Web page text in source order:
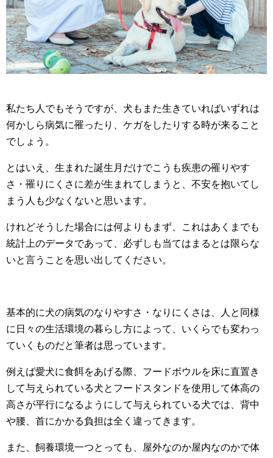
私たち人でもそうですが、犬もまた生きていればいずれは
何かしら病気に罹ったり、ケガをしたりする時が来ること
でしょう。
とはいえ、生まれた誕生月だけでこうも疾患の罹りやす
さ・罹りにくさに差が生まれてしまうと、不安を抱いてし
まう人も少なくないと思います。
けれどそうした場合には何よりもまず、これはあくまでも
統計上のデータであって、必ずしも当てはまるとは限らな
いと言うことを思い出してください。
基本的に犬の病気のなりやすさ・なりにくさは、人と同様
に日々の生活環境の暮らし方によって、いくらでも変わっ
ていくものだと筆者は思っています。
例えば愛犬に食餌をあげる際、フードボウルを床に直置き
して与えられている犬とフードスタンドを使用して体高の
高さが平行になるようにして与えられている犬では、背中
や腰、首にかかる負担は全く違ってきます。
また、飼養環境一つとっても、屋外なのか屋内なのかで体